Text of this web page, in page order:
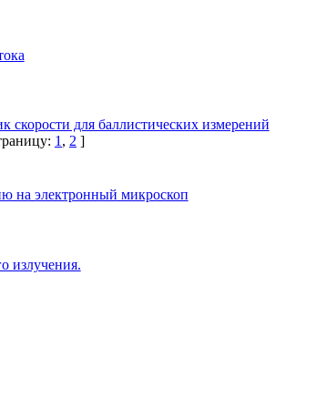
скорости для баллистических измерений
1 , 2 ]
на электронный микроскоп
излучения.